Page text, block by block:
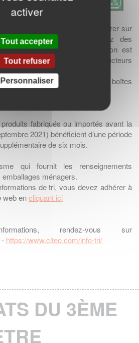
À compter
plus tard le
marquage harmonisé doit figurer sur
si vous commercialisez des
et si votre organisation est
responsabilité élargie des producteurs
Tags, les sacs en plastique, les boîtes
fabriqués ou importés avant la
2021) bénéficient d’une période
de six mois.
qui fournit les renseignements
ménagers.
de tri, vous devez adhérer à
web encliquant ici
rendez-vous sur
- https://www.citeo.com/info-tri/
DU 3ÈME
activer
Tout accepter
Tout refuser
Personnaliser